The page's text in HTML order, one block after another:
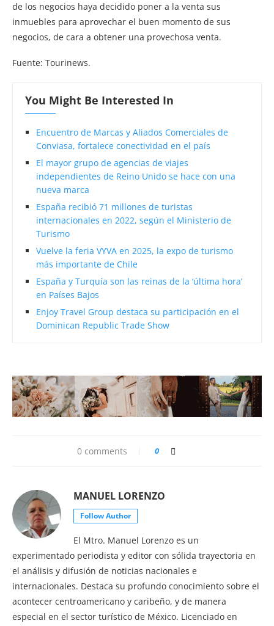
de los negocios haya decidido poner a la venta sus
inmuebles para aprovechar el buen momento de sus
negocios, de cara a obtener una provechosa venta.
Fuente: Tourinews.
You Might Be Interested In
Encuentro de Marcas y Aliados Comerciales de
Conviasa, fortalece conectividad en el país
El mayor grupo de agencias de viajes
independientes de Reino Unido se hace con una
nueva marca
España recibió 71 millones de turistas
internacionales en 2022, según el Ministerio de
Turismo
Vuelve la feria VYVA en 2025, la expo de turismo
más importante de Chile
España y Turquía son las reinas de la ‘última hora’
en Países Bajos
Enjoy Travel Group destaca su participación en el
Dominican Republic Trade Show
0 comments 0
MANUEL LORENZO
Follow Author
El Mtro. Manuel Lorenzo es un
experimentado periodista y editor con sólida trayectoria en
el análisis y difusión de noticias nacionales e
internacionales. Destaca su profundo conocimiento sobre el
acontecer centroamericano y caribeño, y de manera
especial en el sector turístico de México. Licenciado en